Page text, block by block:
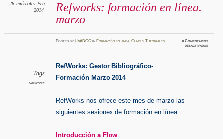
Refworks: formación en línea.
marzo
26 miércoles Feb
2014
PostedbyUVADOC inFormación en línea ,Guias y Tutoriales ≈Comentarios
desactivadosen
Tags
RefWorks
RefWorks: Gestor Bibliográfico-
Formación Marzo 2014
RefWorks nos ofrece este mes de marzo las
siguientes sesiones de formación en línea:
Introducción a Flow